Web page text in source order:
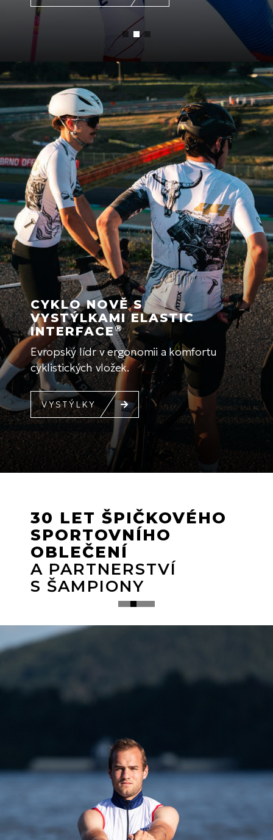
CYKLO NOVĚ S
VYSTÝLKAMI ELASTIC
INTERFACE®
Evropský lídr v ergonomii a komfortu
cyklistických vložek.
VYSTÝLKY
30 LET ŠPIČKOVÉHO
SPORTOVNÍHO
OBLEČENÍ
A PARTNERSTVÍ
S ŠAMPIONY